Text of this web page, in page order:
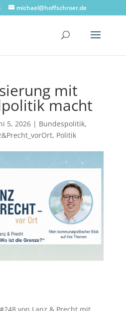
michael@hoffschroer.de
mit
macht
5, 2026| Bundespolitik,
, Politik
von Lanz & Precht mit